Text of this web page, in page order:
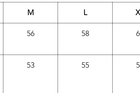
M L
56 58
53 55